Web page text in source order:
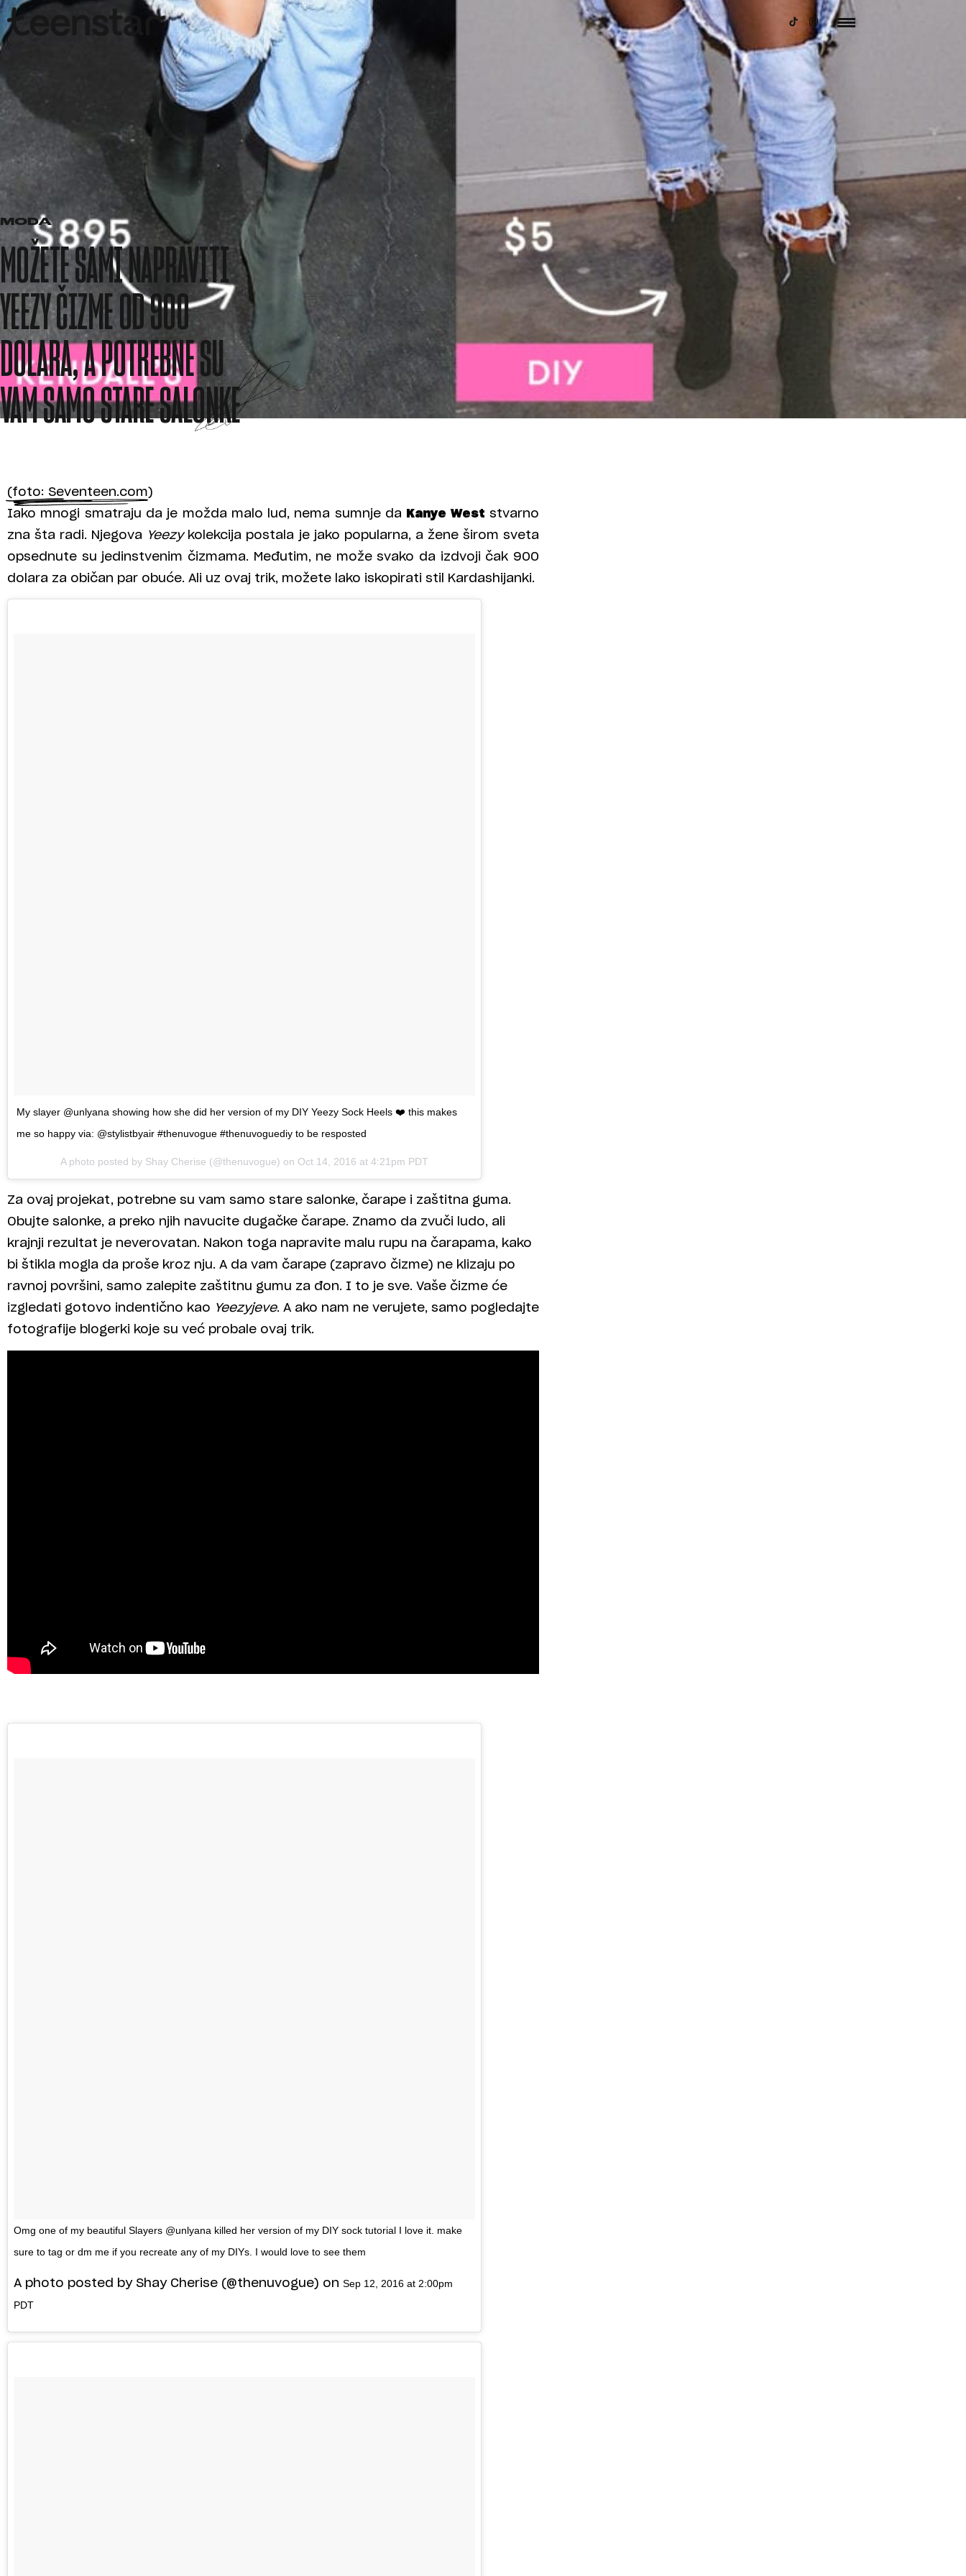
MODA
MOŽETE SAMI NAPRAVITI
YEEZY ČIZME OD 900
DOLARA, A POTREBNE SU
VAM SAMO STARE SALONKE
(foto: Seventeen.com)
Iako mnogi smatraju da je možda malo lud, nema sumnje da
Kanye West stvarno
zna šta radi. Njegova Yeezykolekcija postala je jako popularna, a žene širom sveta
opsednute su jedinstvenim čizmama. Međutim, ne može svako da izdvoji čak 900
dolara za običan par obuće. Ali uz ovaj trik, možete lako iskopirati stil Kardashijanki.
My slayer @unlyana showing how she did her version of my DIY Yeezy Sock Heels ❤️ this makes
me so happy via: @stylistbyair #thenuvogue #thenuvoguediy to be resposted
A photo posted by Shay Cherise (@thenuvogue) on Oct 14, 2016 at 4:21pm PDT
Za ovaj projekat, potrebne su vam samo stare salonke, čarape i zaštitna guma.
Obujte salonke, a preko njih navucite dugačke čarape. Znamo da zvuči ludo, ali
krajnji rezultat je neverovatan. Nakon toga napravite malu rupu na čarapama, kako
bi štikla mogla da proše kroz nju. A da vam čarape (zapravo čizme) ne klizaju po
ravnoj površini, samo zalepite zaštitnu gumu za đon. I to je sve. Vaše čizme će
izgledati gotovo indentično kao Yeezyjeve. A ako nam ne verujete, samo pogledajte
fotografije blogerki koje su već probale ovaj trik.
Omg one of my beautiful Slayers @unlyana killed her version of my DIY sock tutorial I love it. make
sure to tag or dm me if you recreate any of my DIYs. I would love to see them
A photo posted by Shay Cherise (@thenuvogue) on Sep 12, 2016 at 2:00pm
PDT